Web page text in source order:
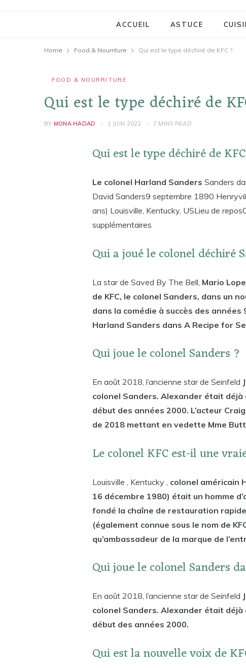
ACCUEIL ASTUCE
Home Food & Nourriture Qui est le type déchiré de KFC ?
FOOD & NOURRITURE
Qui est le type déchiré de
BY MONA HADAD 1 JUIN 2022 7 MINS READ
Qui est le type déchiré de
Le colonel Harland Sanders Sanders
David Sanders9 septembre 1890
ans) Louisville, Kentucky, USLieu de
supplémentaires
Qui a joué le colonel déchiré
La star de Saved By The Bell, Mario
de KFC, le colonel Sanders, dans un
dans la comédie à succès des années
Harland Sanders dans A Recipe for
Qui joue le colonel Sanders ?
En août 2018, l’ancienne star de Seinfeld
colonel Sanders. Alexander était déjà
début des années 2000. L’acteur
de 2018 mettant en vedette Mme
Le colonel KFC est-il une
Louisville , Kentucky , colonel américain
16 décembre 1980) était un homme
fondé la chaîne de restauration
(également connue sous le nom de
qu’ambassadeur de la marque de
Qui joue le colonel Sanders
En août 2018, l’ancienne star de Seinfeld
colonel Sanders. Alexander était déjà
début des années 2000.
Qui est la nouvelle voix de